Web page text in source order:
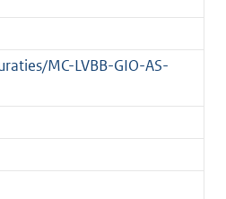
MC-LVBB-GIO-AS-